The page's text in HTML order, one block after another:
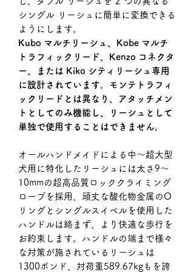
シングル リーシュに簡単に変換できる
ようにします。
Kubo マルチリーシュ、Kobe マルチ
トラフィックリード、Kenzo コネクタ
ー、または Kiko シティリーシュ専用
に設計されています。モンテトラフィ
ックリードとは異なり、アタッチメン
トとしてのみ機能し、リーシュとして
単独で使用することはできません。
オールハンドメイドによる中〜超大型
犬用に特化したリーシュには太さ9〜
10mmの超高品質ロッククライミング
ロープを採用、頑丈な酸化物金属のO
リングとシングルスイベルを使用した
ハンドルは絡まず、より快適な歩行を
お約束します。ハンドルの端まで様々
な対策が施されているリーシュは
1300ポンド、対荷重589.67kgもを誇